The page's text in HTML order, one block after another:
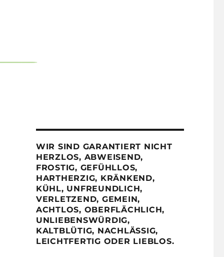
WIR SIND GARANTIERT NICHT
HERZLOS, ABWEISEND,
FROSTIG, GEFÜHLLOS,
HARTHERZIG, KRÄNKEND,
KÜHL, UNFREUNDLICH,
VERLETZEND, GEMEIN,
ACHTLOS, OBERFLÄCHLICH,
UNLIEBENSWÜRDIG,
KALTBLÜTIG, NACHLÄSSIG,
LEICHTFERTIG ODER LIEBLOS.